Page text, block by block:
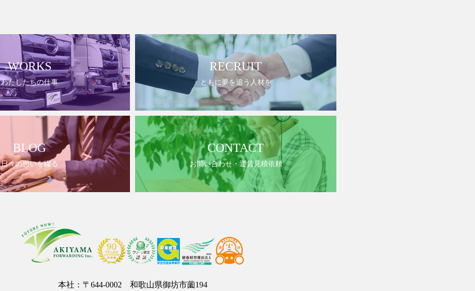
WORKS
わたしたちの仕事
RECRUIT
ともに夢を追う人材を
BLOG
日々の思いを綴る
CONTACT
お問い合わせ・運賃見積依頼
本社：〒644-0002 和歌山県御坊市薗194